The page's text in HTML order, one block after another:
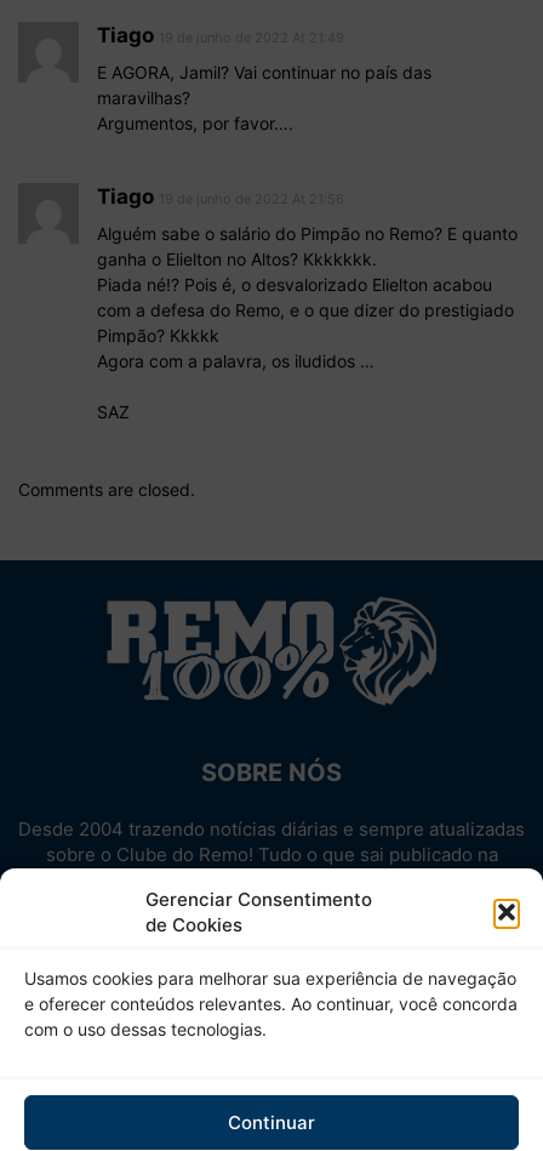
Gerenciar Consentimento
de Cookies
Usamos cookies para melhorar sua experiência de navegação
e oferecer conteúdos relevantes. Ao continuar, você concorda
com o uso dessas tecnologias.
Continuar
Tiago
E AGORA, Jamil? Vai continuar no país das
maravilhas?
Argumentos, por favor….
Tiago
Alguém sabe o salário do Pimpão no Remo? E quanto
ganha o Elielton no Altos? Kkkkkkk.
Piada né!? Pois é, o desvalorizado Elielton acabou
com a defesa do Remo, e o que dizer do prestigiado
Pimpão? Kkkkk
Agora com a palavra, os iludidos …
SAZ
Comments are closed.
SOBRE NÓS
Desde 2004 trazendo notícias diárias e sempre atualizadas
sobre o Clube do Remo! Tudo o que sai publicado na
Aproveite! Site não-oficial.
SIGA-NOS